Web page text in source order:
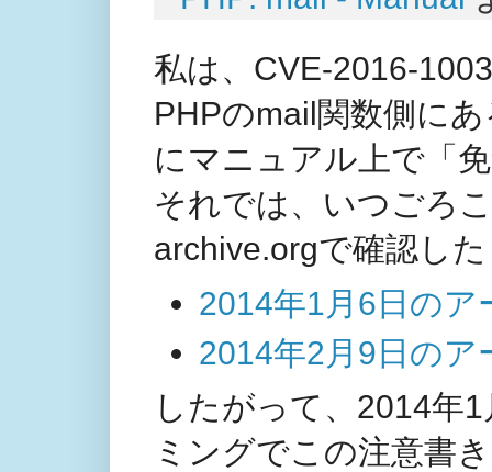
私は、CVE-2016-
PHPのmail関数側に
にマニュアル上で「
それでは、いつごろ
archive.orgで確認し
2014年1月6日のア
2014年2月9日のア
したがって、2014年
ミングでこの注意書